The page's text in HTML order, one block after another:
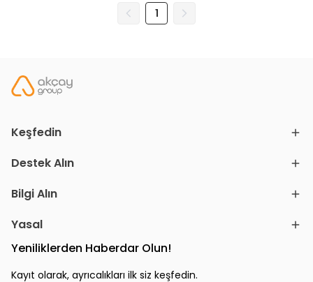
1
Keşfedin
Destek Alın
Bilgi Alın
Yasal
Yeniliklerden Haberdar Olun!
Kayıt olarak, ayrıcalıkları ilk siz keşfedin.